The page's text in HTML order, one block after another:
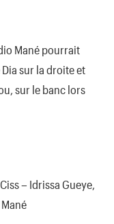
Mané pourrait
sur la droite et
sur le banc lors
– Idrissa Gueye,